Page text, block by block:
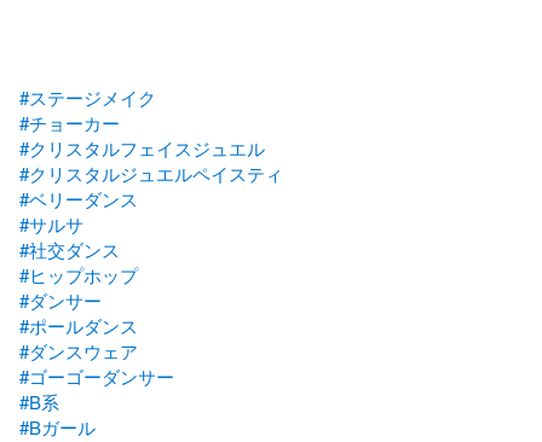
#ステージメイク
#チョーカー
#クリスタルフェイスジュエル
#クリスタルジュエルペイスティ
#ベリーダンス
#サルサ
#社交ダンス
#ヒップホップ
#ダンサー
#ポールダンス
#ダンスウェア
#ゴーゴーダンサー
#B系
#Bガール